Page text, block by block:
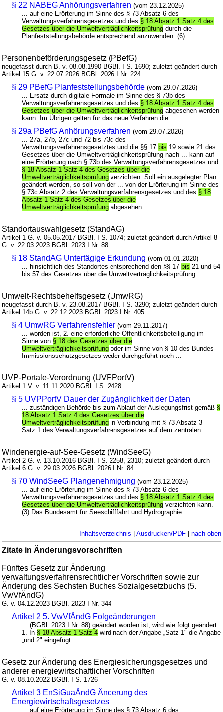
§ 22 NABEG Anhörungsverfahren (vom 23.12.2025)
... auf eine Erörterung im Sinne des § 73 Absatz 6 des
Verwaltungsverfahrensgesetzes und des § 18 Absatz 1 Satz 4 des
Gesetzes über die Umweltverträglichkeitsprüfung durch die
Planfeststellungsbehörde entsprechend anzuwenden. (6) ...
Personenbeförderungsgesetz (PBefG)
neugefasst durch B. v. 08.08.1990 BGBl. I S. 1690; zuletzt geändert durch
Artikel 15 G. v. 22.07.2026 BGBl. 2026 I Nr. 224
§ 29 PBefG Planfeststellungsbehörde (vom 29.07.2026)
... Ersatz durch digitale Formate im Sinne des § 73b des
Verwaltungsverfahrensgesetzes und des § 18 Absatz 1 Satz 4 des
Gesetzes über die Umweltverträglichkeitsprüfung abgesehen werden
kann. Im Übrigen gelten für das neue Verfahren die ...
§ 29a PBefG Anhörungsverfahren (vom 29.07.2026)
... 27a, 27b, 27c und 72 bis 73c des
Verwaltungsverfahrensgesetztes und die §§ 17bis 19 sowie 21 des
Gesetzes über die Umweltverträglichkeitsprüfung nach ... kann auf
eine Erörterung nach § 73b des Verwaltungsverfahrensgesetzes und
§ 18 Absatz 1 Satz 4 des Gesetzes über die
Umweltverträglichkeitsprüfung verzichten. Soll ein ausgelegter Plan
geändert werden, so soll von der ... von der Erörterung im Sinne des
§ 73c Absatz 2 des Verwaltungsverfahrensgesetzes und des § 18
Absatz 1 Satz 4 des Gesetzes über die
Umweltverträglichkeitsprüfung abgesehen ...
Standortauswahlgesetz (StandAG)
Artikel 1 G. v. 05.05.2017 BGBl. I S. 1074; zuletzt geändert durch Artikel 8
G. v. 22.03.2023 BGBl. 2023 I Nr. 88
§ 18 StandAG Untertägige Erkundung (vom 01.01.2020)
... hinsichtlich des Standortes entsprechend den §§ 17bis 21 und 54
bis 57 des Gesetzes über die Umweltverträglichkeitsprüfung ...
Umwelt-Rechtsbehelfsgesetz (UmwRG)
neugefasst durch B. v. 23.08.2017 BGBl. I S. 3290; zuletzt geändert durch
Artikel 14b G. v. 22.12.2023 BGBl. 2023 I Nr. 405
§ 4 UmwRG Verfahrensfehler (vom 29.11.2017)
... worden ist, 2. eine erforderliche Öffentlichkeitsbeteiligung im
Sinne von § 18 des Gesetzes über die
Umweltverträglichkeitsprüfung oder im Sinne von § 10 des Bundes-
Immissionsschutzgesetzes weder durchgeführt noch ...
UVP-Portale-Verordnung (UVPPortV)
Artikel 1 V. v. 11.11.2020 BGBl. I S. 2428
§ 5 UVPPortV Dauer der Zugänglichkeit der Daten
... zuständigen Behörde bis zum Ablauf der Auslegungsfrist gemäß §
18 Absatz 1 Satz 4 des Gesetzes über die
Umweltverträglichkeitsprüfung in Verbindung mit § 73 Absatz 3
Satz 1 des Verwaltungsverfahrensgesetzes auf dem zentralen ...
Windenergie-auf-See-Gesetz (WindSeeG)
Artikel 2 G. v. 13.10.2016 BGBl. I S. 2258, 2310; zuletzt geändert durch
Artikel 6 G. v. 29.03.2026 BGBl. 2026 I Nr. 84
§ 70 WindSeeG Plangenehmigung (vom 23.12.2025)
... auf eine Erörterung im Sinne des § 73 Absatz 6 des
Verwaltungsverfahrensgesetzes und des § 18 Absatz 1 Satz 4 des
Gesetzes über die Umweltverträglichkeitsprüfung verzichten kann.
(3) Das Bundesamt für Seeschifffahrt und Hydrographie ...
Inhaltsverzeichnis | Ausdrucken/PDF| nach oben
Zitate in Änderungsvorschriften
Fünftes Gesetz zur Änderung
verwaltungsverfahrensrechtlicher Vorschriften sowie zur
Änderung des Sechsten Buches Sozialgesetzbuchs (5.
VwVfÄndG)
G. v. 04.12.2023 BGBl. 2023 I Nr. 344
Artikel 2 5. VwVfÄndG Folgeänderungen
... (BGBl. 2023 I Nr. 88) geändert worden ist, wird wie folgt geändert:
1. In § 18 Absatz 1 Satz 4 wird nach der Angabe „Satz 1" die Angabe
„und 2" eingefügt. ...
Gesetz zur Änderung des Energiesicherungsgesetzes und
anderer energiewirtschaftlicher Vorschriften
G. v. 08.10.2022 BGBl. I S. 1726
Artikel 3 EnSiGuaÄndG Änderung des
Energiewirtschaftsgesetzes
... auf eine Erörterung im Sinne des § 73 Absatz 6 des